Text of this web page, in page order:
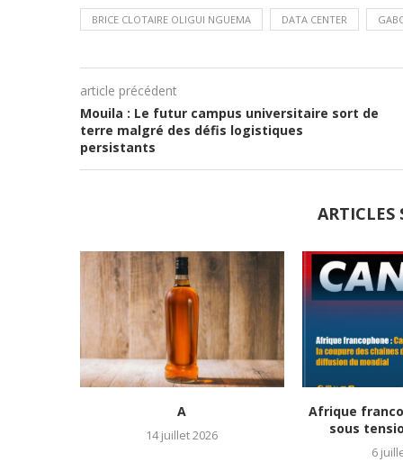
BRICE CLOTAIRE OLIGUI NGUEMA DATA CENTER
article précédent
Mouila : Le futur campus universitaire sort de
terre malgré des défis logistiques
persistants
ARTICLES
A
14 juillet 2026
Afrique
sous
6